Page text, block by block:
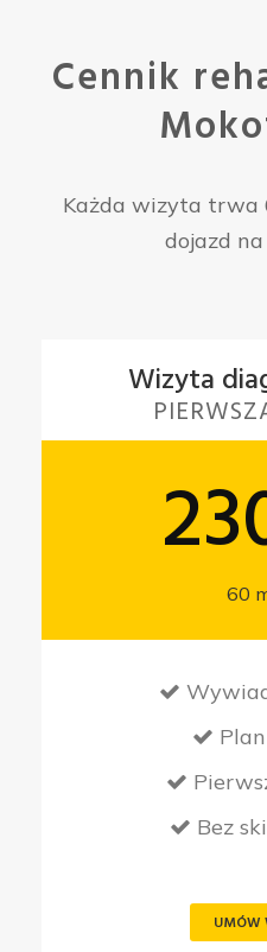
Cennik
Każda wizyta trwa
dojazd
Wizyta
60
Bez
UMÓW